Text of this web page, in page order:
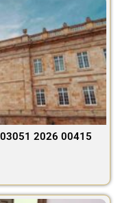
2026 00415